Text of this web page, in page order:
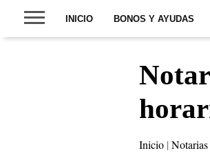
INICIO BONOS Y AYUDAS
Inicio |Notarias